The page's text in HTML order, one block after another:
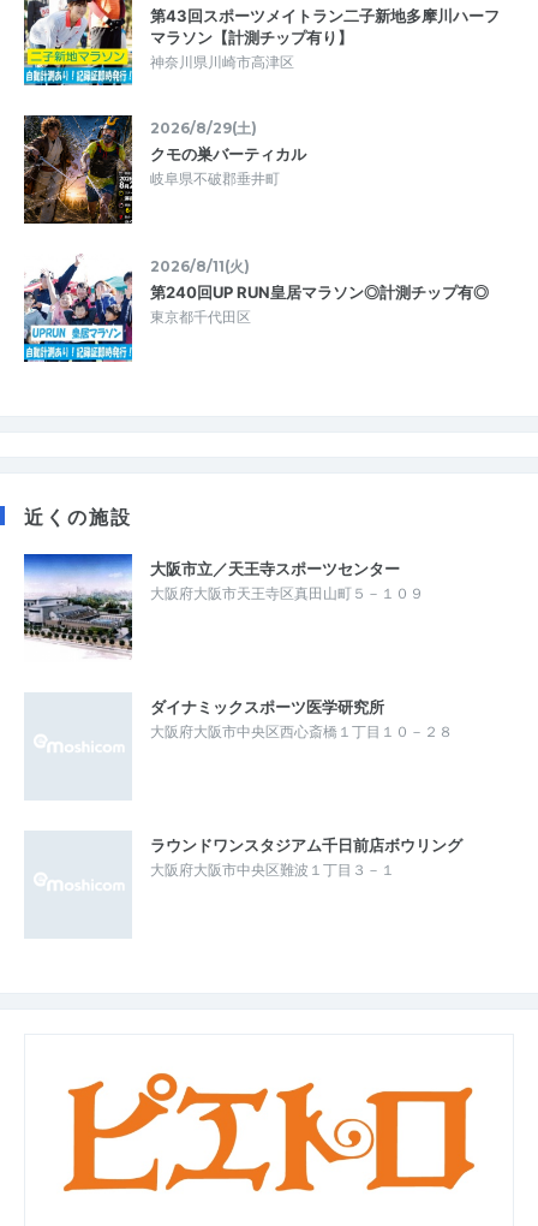
第43回スポーツメイトラン二子新地多摩川ハーフ
マラソン【計測チップ有り】
神奈川県川崎市高津区
2026/8/29(土)
クモの巣バーティカル
岐阜県不破郡垂井町
2026/8/11(火)
第240回UP RUN皇居マラソン◎計測チップ有◎
東京都千代田区
近くの施設
大阪市立／天王寺スポーツセンター
大阪府大阪市天王寺区真田山町５－１０９
ダイナミックスポーツ医学研究所
大阪府大阪市中央区西心斎橋１丁目１０－２８
ラウンドワンスタジアム千日前店ボウリング
大阪府大阪市中央区難波１丁目３－１